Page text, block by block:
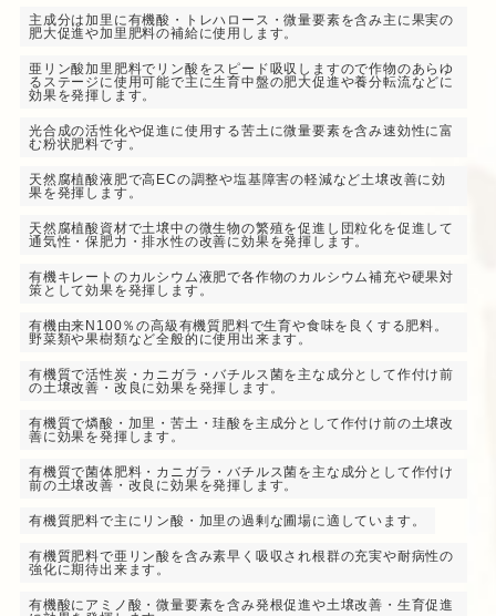
主成分は加里に有機酸・トレハロース・微量要素を含み主に果実の
肥大促進や加里肥料の補給に使用します。
亜リン酸加里肥料でリン酸をスピード吸収しますので作物のあらゆ
るステージに使用可能で主に生育中盤の肥大促進や養分転流などに
効果を発揮します。
光合成の活性化や促進に使用する苦土に微量要素を含み速効性に富
む粉状肥料です。
天然腐植酸液肥で高ECの調整や塩基障害の軽減など土壌改善に効
果を発揮します。
天然腐植酸資材で土壌中の微生物の繁殖を促進し団粒化を促進して
通気性・保肥力・排水性の改善に効果を発揮します。
有機キレートのカルシウム液肥で各作物のカルシウム補充や硬果対
策として効果を発揮します。
有機由来N100％の高級有機質肥料で生育や食味を良くする肥料。
野菜類や果樹類など全般的に使用出来ます。
有機質で活性炭・カニガラ・バチルス菌を主な成分として作付け前
の土壌改善・改良に効果を発揮します。
有機質で燐酸・加里・苦土・珪酸を主成分として作付け前の土壌改
善に効果を発揮します。
有機質で菌体肥料・カニガラ・バチルス菌を主な成分として作付け
前の土壌改善・改良に効果を発揮します。
有機質肥料で主にリン酸・加里の過剰な圃場に適しています。
有機質肥料で亜リン酸を含み素早く吸収され根群の充実や耐病性の
強化に期待出来ます。
有機酸にアミノ酸・微量要素を含み発根促進や土壌改善・生育促進